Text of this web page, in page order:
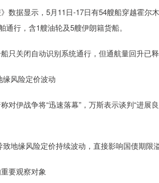
数据显示，5月11日-17日有54艘船穿越霍尔
行，含1艘油轮及5艘伊朗籍货船。
只关闭自动识别系统通行，但通航量回升已释
缘风险定价波动
对伊战争将“迅速落幕”，万斯表示谈判“进展
地缘风险定价持续波动，直接影响国债期限
要观察对象